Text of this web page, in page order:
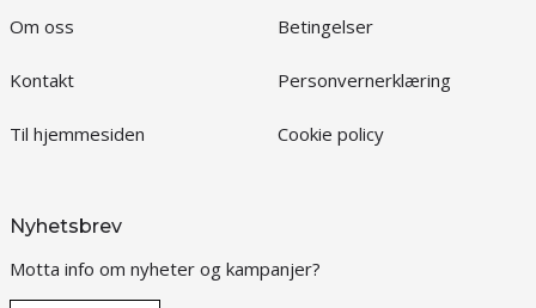
Om oss
Kontakt
Til hjemmesiden
Betingelser
Personvernerklæring
Cookie policy
Nyhetsbrev
Motta info om nyheter og kampanjer?